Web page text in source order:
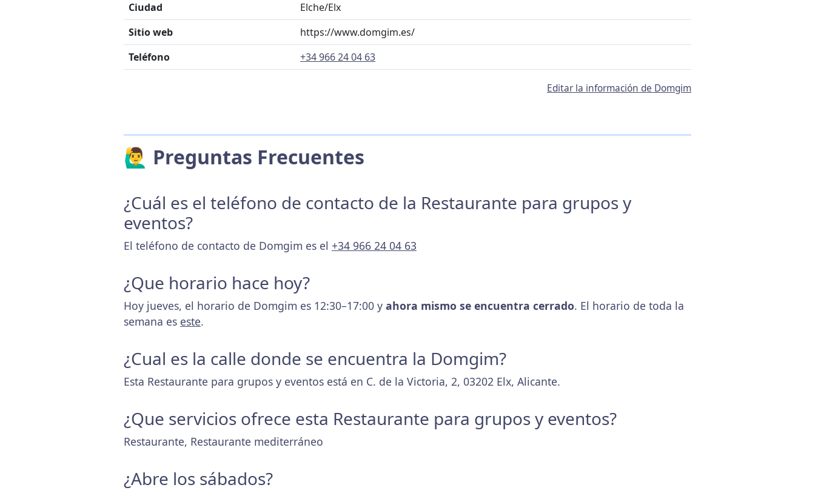
Ciudad
Elche/Elx
Sitio web
https://www.domgim.es/
Teléfono
+34 966 24 04 63
Editar la información de Domgim
🙋‍♂️ Preguntas Frecuentes
¿Cuál es el teléfono de contacto de la Restaurante para grupos y
eventos?
El teléfono de contacto de Domgim es el +34 966 24 04 63
¿Que horario hace hoy?
Hoy jueves, el horario de Domgim es 12:30–17:00 y ahora mismo se encuentra cerrado. El horario de toda la
semana es este.
¿Cual es la calle donde se encuentra la Domgim?
Esta Restaurante para grupos y eventos está en C. de la Victoria, 2, 03202 Elx, Alicante.
¿Que servicios ofrece esta Restaurante para grupos y eventos?
Restaurante, Restaurante mediterráneo
¿Abre los sábados?